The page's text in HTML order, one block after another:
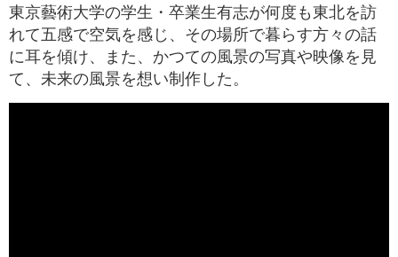
東京藝術大学の学生・卒業生有志が何度も東北を訪
れて五感で空気を感じ、その場所で暮らす方々の話
に耳を傾け、また、かつての風景の写真や映像を見
て、未来の風景を想い制作した。